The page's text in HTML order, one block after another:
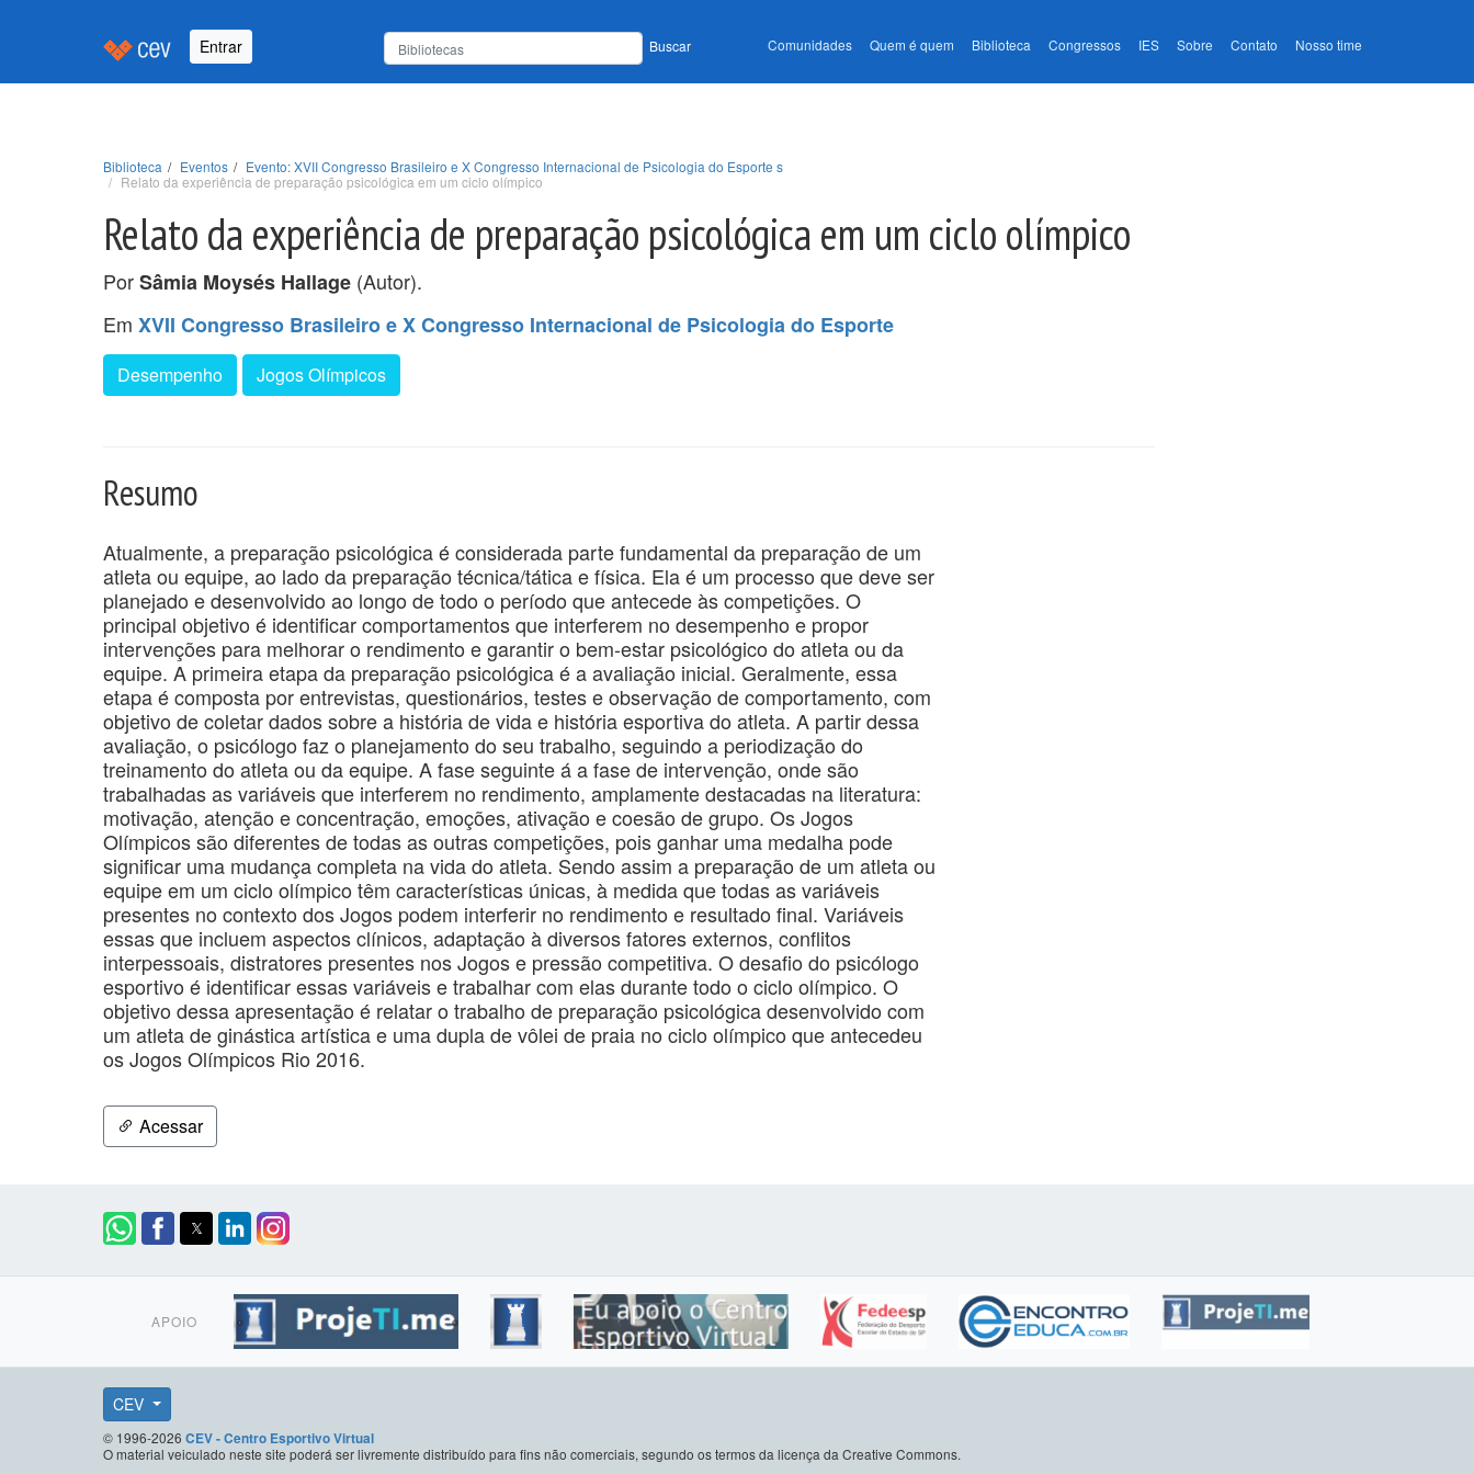
Entrar Buscar Comunidades Quem é quem Biblioteca Congressos IES Sobre Contato Nosso time
Biblioteca Eventos
Evento: XVII Congresso Brasileiro e X Congresso Internacional de Psicologia do Esporte s
Relato da experiência de preparação psicológica em um ciclo olímpico
Relato da experiência de preparação psicológica em um ciclo olímpico
PorSâmia Moysés Hallage (Autor).
Em XVII Congresso Brasileiro e X Congresso Internacional de Psicologia do Esporte
Desempenho Jogos Olímpicos
Resumo
Atualmente, a preparação psicológica é considerada parte fundamental da preparação de um
atleta ou equipe, ao lado da preparação técnica/tática e física. Ela é um processo que deve ser
planejado e desenvolvido ao longo de todo o período que antecede às competições. O
principal objetivo é identificar comportamentos que interferem no desempenho e propor
intervenções para melhorar o rendimento e garantir o bem-estar psicológico do atleta ou da
equipe. A primeira etapa da preparação psicológica é a avaliação inicial. Geralmente, essa
etapa é composta por entrevistas, questionários, testes e observação de comportamento, com
objetivo de coletar dados sobre a história de vida e história esportiva do atleta. A partir dessa
avaliação, o psicólogo faz o planejamento do seu trabalho, seguindo a periodização do
treinamento do atleta ou da equipe. A fase seguinte á a fase de intervenção, onde são
trabalhadas as variáveis que interferem no rendimento, amplamente destacadas na literatura:
motivação, atenção e concentração, emoções, ativação e coesão de grupo. Os Jogos
Olímpicos são diferentes de todas as outras competições, pois ganhar uma medalha pode
significar uma mudança completa na vida do atleta. Sendo assim a preparação de um atleta ou
equipe em um ciclo olímpico têm características únicas, à medida que todas as variáveis
presentes no contexto dos Jogos podem interferir no rendimento e resultado final. Variáveis
essas que incluem aspectos clínicos, adaptação à diversos fatores externos, conflitos
interpessoais, distratores presentes nos Jogos e pressão competitiva. O desafio do psicólogo
esportivo é identificar essas variáveis e trabalhar com elas durante todo o ciclo olímpico. O
objetivo dessa apresentação é relatar o trabalho de preparação psicológica desenvolvido com
um atleta de ginástica artística e uma dupla de vôlei de praia no ciclo olímpico que antecedeu
os Jogos Olímpicos Rio 2016.
Acessar
APOIO
CEV
© 1996-2026 CEV - Centro Esportivo Virtual
O material veiculado neste site poderá ser livremente distribuído para fins não comerciais, segundo os termos da licença da Creative Commons.